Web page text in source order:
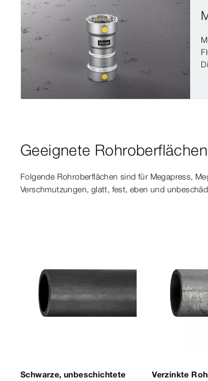
Geeignete Rohroberflächen
Folgende Rohroberflächen sind für Megapress,
Verschmutzungen, glatt, fest, eben und
Schwarze, unbeschichtete
Verzinkte